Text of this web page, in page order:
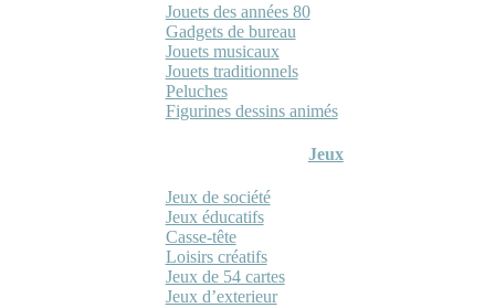
Jouets des années 80
Gadgets de bureau
Jouets musicaux
Jouets traditionnels
Peluches
Figurines dessins animés
Jeux
Jeux de société
Jeux éducatifs
Casse-tête
Loisirs créatifs
Jeux de 54 cartes
Jeux d’exterieur